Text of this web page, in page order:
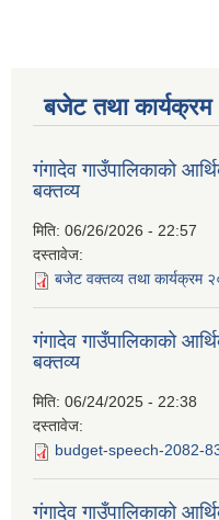
बजेट तथा कार्यक्रम
गंगादेव गाउँपालिकाको
बक्तव्य
मिति: 06/26/2026 - 22:57
दस्तावेज:
बजेट वक्तव्य तथा कार्यक्रम
गंगादेव गाउँपालिकाको
बक्तव्य
मिति: 06/24/2025 - 22:38
दस्तावेज:
budget-speech-2082-
गंगादेव गाउँपालिकाको